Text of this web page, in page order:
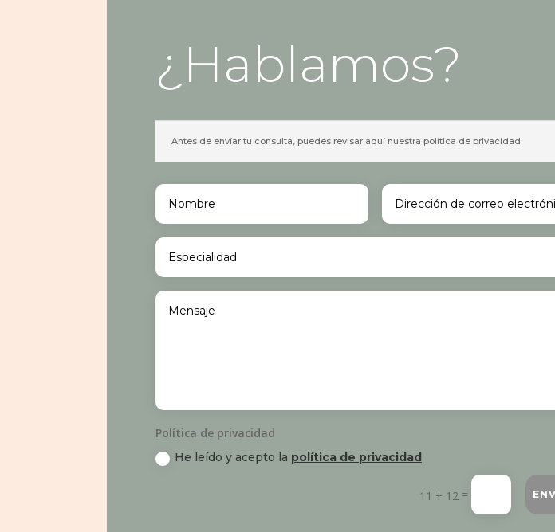
¿Hablamos?
Antes de envíar tu consulta, puedes revisar aquí nuestra política de privacidad
Política de privacidad
He leído y acepto la política de privacidad
11 + 12 =